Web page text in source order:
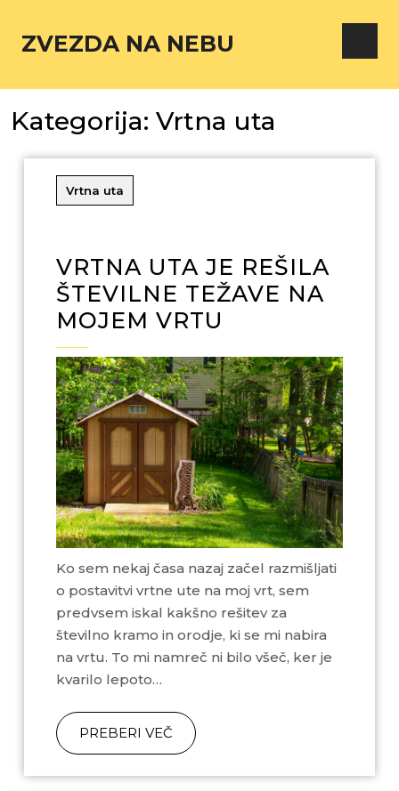
ZVEZDA NA NEBU
Kategorija: Vrtna uta
Vrtna uta
VRTNA UTA JE REŠILA
ŠTEVILNE TEŽAVE NA
MOJEM VRTU
Ko sem nekaj časa nazaj začel razmišljati
o postavitvi vrtne ute na moj vrt, sem
predvsem iskal kakšno rešitev za
številno kramo in orodje, ki se mi nabira
na vrtu. To mi namreč ni bilo všeč, ker je
kvarilo lepoto…
PREBERI VEČ